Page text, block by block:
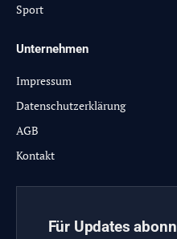
Sport
Unternehmen
Impressum
Datenschutzerklärung
AGB
Kontakt
Für Updates